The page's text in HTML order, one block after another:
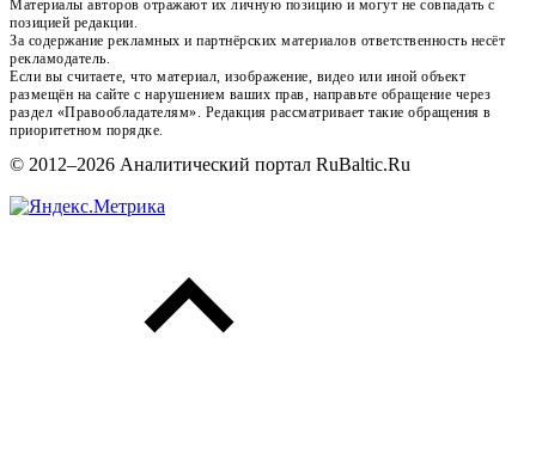
Материалы авторов отражают их личную позицию и могут не совпадать с
позицией редакции.
За содержание рекламных и партнёрских материалов ответственность несёт
рекламодатель.
Если вы считаете, что материал, изображение, видео или иной объект
размещён на сайте с нарушением ваших прав, направьте обращение через
раздел «Правообладателям». Редакция рассматривает такие обращения в
приоритетном порядке.
© 2012–2026 Аналитический портал RuBaltic.Ru